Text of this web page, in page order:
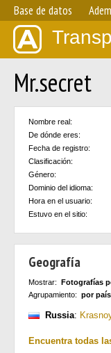
Base de datos
Mr.secret
Nombre real:
De dónde eres:
Fecha de registro:
Clasificación:
Género:
Dominio del idioma:
Hora en el usuario:
Estuvo en el sitio:
Geografía
Mostrar: Fotografías
Agrupamiento: por
Russia:
Encuentra todas